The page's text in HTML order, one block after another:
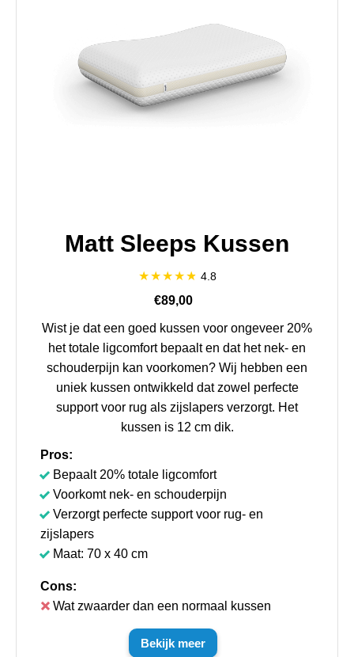
Matt Sleeps Kussen
4.8
€89,00
Wist je dat een goed kussen voor ongeveer 20%
het totale ligcomfort bepaalt en dat het nek- en
schouderpijn kan voorkomen? Wij hebben een
uniek kussen ontwikkeld dat zowel perfecte
support voor rug als zijslapers verzorgt. Het
kussen is 12 cm dik.
Pros:
Bepaalt 20% totale ligcomfort
Voorkomt nek- en schouderpijn
Verzorgt perfecte support voor rug- en
zijslapers
Maat: 70 x 40 cm
Cons:
Wat zwaarder dan een normaal kussen
Bekijk meer